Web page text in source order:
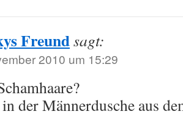
Freundsagt:
2010 um 15:29
der Männerdusche aus